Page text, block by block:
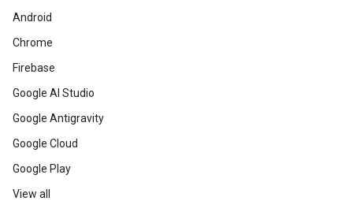
Android
Chrome
Firebase
Google AI Studio
Google Antigravity
Google Cloud
Google Play
View all